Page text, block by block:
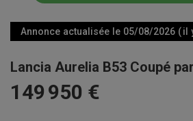
Annonce actualisée le 05/08/2026 ( il
Lancia Aurelia B53 Coupé
149 950 €